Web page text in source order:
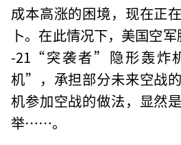
成本高涨的困境，现在正
卜。在此情况下，美国空
-21“突袭者”隐形轰炸
机”，承担部分未来空战
机参加空战的做法，显然
举……。